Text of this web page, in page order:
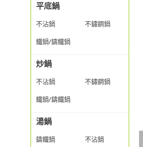
平底鍋
不沾鍋
不鏽鋼鍋
鐵鍋/鑄鐵鍋
炒鍋
不沾鍋
不鏽鋼鍋
鐵鍋/鑄鐵鍋
湯鍋
鑄鐵鍋
不沾鍋